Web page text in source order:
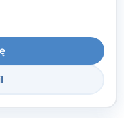
Zachowania.